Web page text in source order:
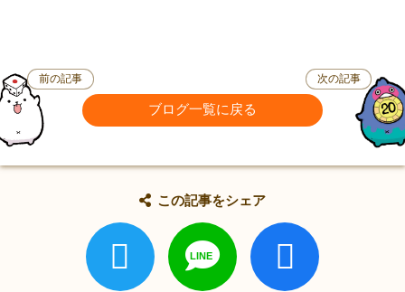
前の記事
ブログ一覧に戻る
次の記事
この記事をシェア